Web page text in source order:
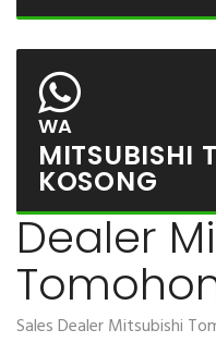
WA
MITSUBISHI
KOSONG
Dealer
Sales Dealer Mitsubishi